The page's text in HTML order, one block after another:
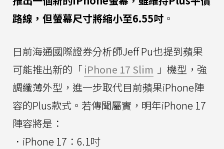
路線，但螢幕尺寸將縮小至6.55吋 。
日前海通國際證券分析師Jeff Pu也提到蘋果
可能推出新的「iPhone 17 Slim 」機型，強
調纖薄外型，進一步取代目前蘋果iPhone陣
容的Plus款式。若傳聞屬實，明年iPhone 17
陣容將是：
．iPhone 17：6.1吋